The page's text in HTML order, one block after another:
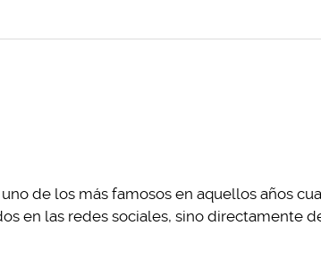
de los más famosos en aquellos años
en las redes sociales, sino directamente